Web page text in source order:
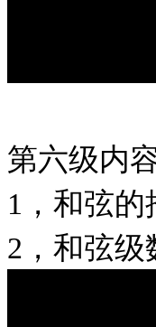
第六级内
1，和弦的
2，和弦